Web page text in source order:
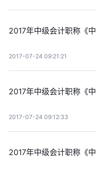
2017年中级会计职称《
2017-07-24 09:21:21
2017年中级会计职称《
2017-07-24 09:12:33
2017年中级会计职称《